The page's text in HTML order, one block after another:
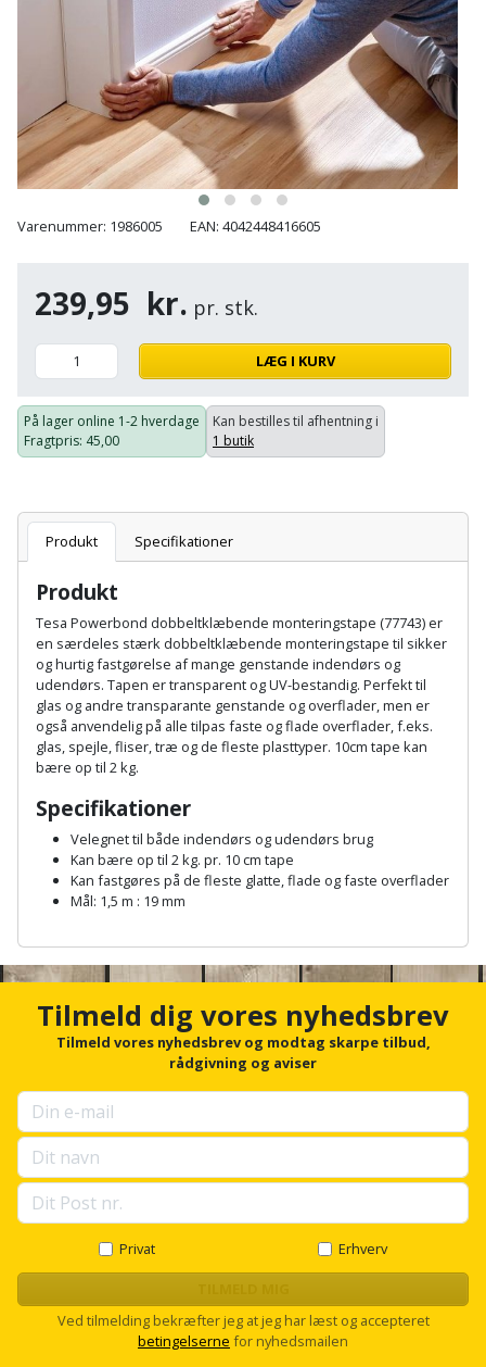
terrassebrædder
Lecablokke
fundablokke
Lofter
Lofttrapper
Mursten
Radonsikring
Rumdeler
Sand
og
grus
Skruer,
og
møtrikker
Skunklem
Søm
tagplader
Terrassebrædder
Terrasseopklodsning
byggeri
Kiler
Kloakrenser
og
Koben
Kridtsnor
Lærlingesæt
Løfteudstyr
Markeringsværktøj
Mejsel
Murerværktøj
Nedstryger
Nøgleværktøj
Økse
Palleløfter
Polsøger
Profilsaks
Reb
og
snor
Renseservietter
og
wipes
Detektor
Diamantskæremaskine
Diamantslibertilbehør
Dykkerpistol
Dyksav
Excentersliber
Excenterslibertilbehør
Flamingoskærer
Føringsskinne
Forlængerledning
Fugepistol
Fugtmåler
Gipsskruemaskine
Girafsliber
Girafsliber
tilbehør
Industristøvsuger
Kantfræser
Kantlimer
Kantlimertilbehør
Kap-
og
geringssav
Kerneboremaskine
Klammepistol
Robotplæneklipper
Robotplæneklipper
tilbehør
Vandpumpe
Vertikalskærer
Vinduesvasker
Drivhustilbehør
Elartikler
Flagstænger
til
hus
og
have
opbevaring
Gavekort
Grill
Gummibåd
Havemøbler
Havepleje
Haveredskaber
Haveslange
og
tilbehør
Havetilbehør
Hegn
Højbede
Højtaler
Hylder
Jagt
og
fritid
Kaffe
Varenummer: 1986005 EAN: 4042448416605
239,95 kr. pr. stk.
LÆG I KURV
På lager online 1-2 hverdage
Fragtpris: 45,00
Kan bestilles til afhentning i
1 butik
Produkt Specifikationer
Produkt
Tesa Powerbond dobbeltklæbende monteringstape (77743) er
en særdeles stærk dobbeltklæbende monteringstape til sikker
og hurtig fastgørelse af mange genstande indendørs og
udendørs. Tapen er transparent og UV-bestandig. Perfekt til
glas og andre transparante genstande og overflader, men er
også anvendelig på alle tilpas faste og flade overflader, f.eks.
glas, spejle, fliser, træ og de fleste plasttyper. 10cm tape kan
bære op til 2 kg.
Specifikationer
Velegnet til både indendørs og udendørs brug
Kan bære op til 2 kg. pr. 10 cm tape
Kan fastgøres på de fleste glatte, flade og faste overflader
Mål: 1,5 m : 19 mm
c
r
u
p
s
e
l
l
c
o
Tilmeld dig vores nyhedsbrev
Tilmeld vores nyhedsbrev og modtag skarpe tilbud,
rådgivning og aviser
Privat Erhverv
Ved tilmelding bekræfter jeg at jeg har læst og accepteret
betingelserne for nyhedsmailen